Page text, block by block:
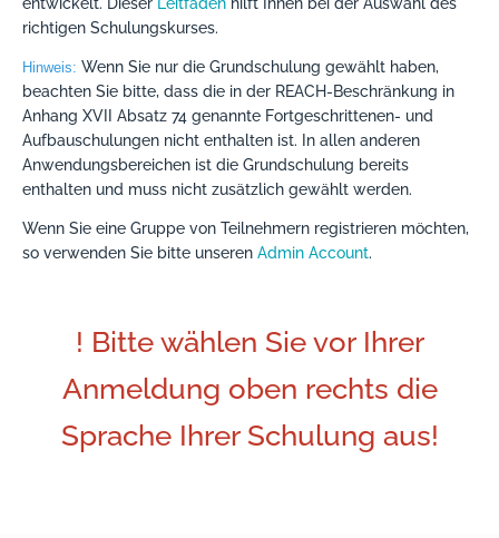
richtigen Schulungskurses.
Hinweis: Wenn Sie nur die Grundschulung gewählt haben,
beachten Sie bitte, dass die in der REACH-Beschränkung in
Anhang XVII Absatz 74 genannte Fortgeschrittenen- und
Aufbauschulungen nicht enthalten ist. In allen anderen
Anwendungsbereichen ist die Grundschulung bereits
enthalten und muss nicht zusätzlich gewählt werden.
Wenn Sie eine Gruppe von Teilnehmern registrieren möchten,
so verwenden Sie bitte unseren Admin Account.
! Bitte wählen Sie vor Ihrer
Anmeldung oben rechts die
Sprache Ihrer Schulung aus!